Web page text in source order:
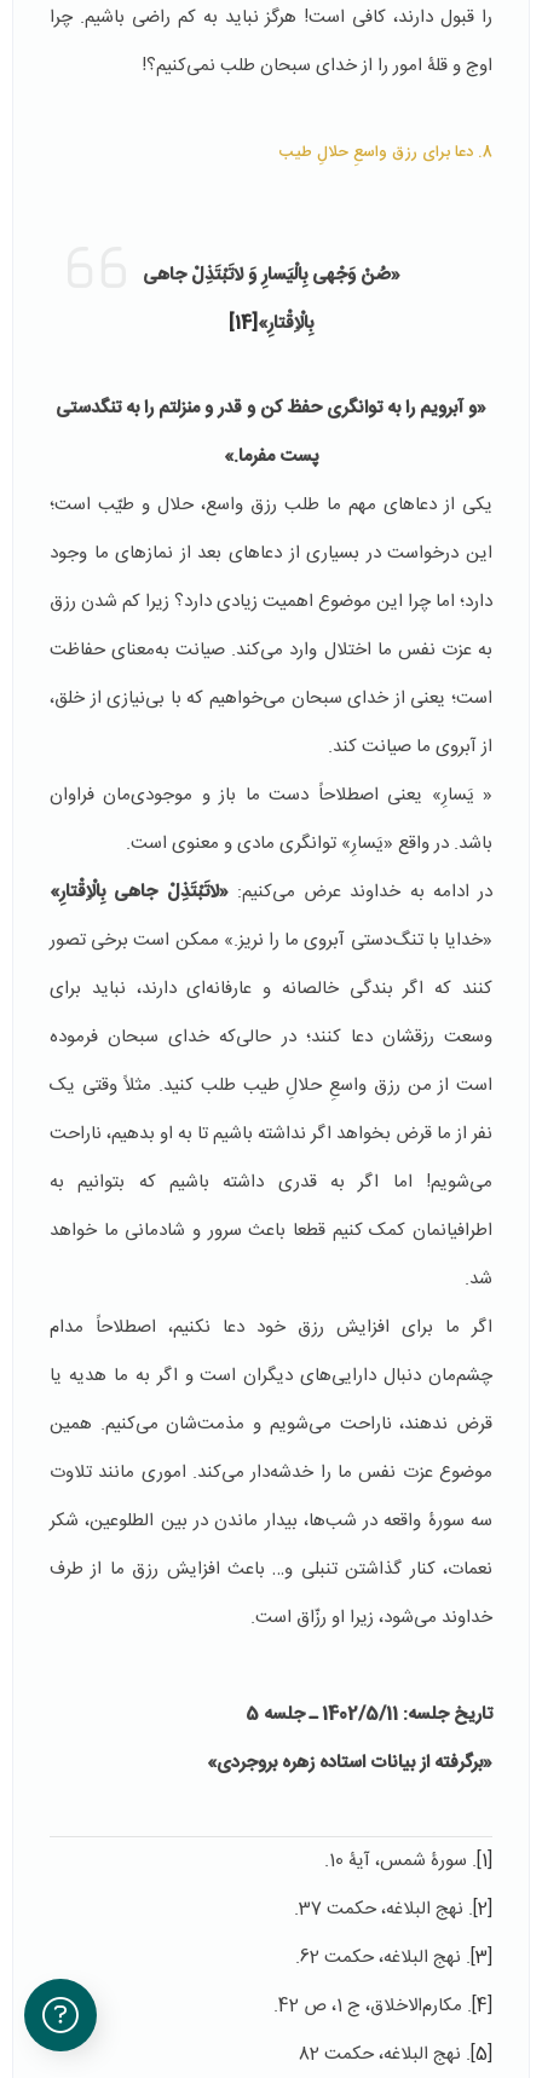
را قبول دارند، کافی است! هرگز نباید به کم راضی باشیم. چرا
اوج و قلۀ امور را از خدای سبحان طلب نمی‌کنیم؟!
8. دعا برای رزق واسعِ حلالِ طیب
«صُنْ وَجْهى بِالْيَسارِ وَ لاتَبْتَذِلْ جاهى
بِالْاِقْتارِ»[14]
«و آبرویم را به توانگری حفظ کن و قدر و منزلتم را به تنگدستی
پست مفرما.»
یکی از دعاهای مهم ما طلب رزق واسع، حلال و طیّب است؛
این درخواست در بسیاری از دعاهای بعد از نمازهای ما وجود
دارد؛ اما چرا این موضوع اهمیت زیادی دارد؟ زیرا کم شدن رزق
به عزت نفس ما اختلال وارد می‌کند. صیانت به‌معنای حفاظت
است؛ یعنی از خدای سبحان می‌خواهیم که با بی‌نیازی از خلق،
از آبروی ما صیانت کند.
« يَسارِ» یعنی اصطلاحاً دست ما باز و موجودی‌مان فراوان
باشد. در واقع «يَسارِ» توانگری مادی و معنوی است.
در ادامه به خداوند عرض می‌کنیم:«لاتَبْتَذِلْ جاهى بِالْاِقْتارِ»
«خدایا با تنگ‌دستی آبروی ما را نریز.» ممکن است برخی تصور
کنند که اگر بندگی خالصانه و عارفانه‌ای دارند، نباید برای
وسعت رزقشان دعا کنند؛ در حالی‌که خدای سبحان فرموده
است از من رزق واسعِ حلالِ طیب طلب کنید. مثلاً وقتی یک
نفر از ما قرض بخواهد اگر نداشته باشیم تا به او بدهیم، ناراحت
می‌شویم! اما اگر به قدری داشته باشیم که بتوانیم به
اطرافیانمان کمک کنیم قطعا باعث سرور و شادمانی ما خواهد
شد.
اگر ما برای افزایش رزق خود دعا نکنیم، اصطلاحاً مدام
چشم‌مان دنبال دارایی‌های دیگران است و اگر به ما هدیه یا
قرض ندهند، ناراحت می‌شویم و مذمت‌شان می‌کنیم. همین
موضوع عزت نفس ما را خدشه‌دار می‌کند. اموری مانند تلاوت
سه سورۀ واقعه در شب‌ها، بیدار ماندن در بین الطلوعین، شکر
نعمات، کنار گذاشتن تنبلی و… باعث افزایش رزق ما از طرف
خداوند می‌شود، زیرا او رزّاق است.
تاریخ جلسه: 1402/5/11 ـ جلسه 5
«برگرفته از بیانات استاده زهره بروجردی»
[1] . سورۀ شمس، آیۀ 10.
[2] . نهج البلاغه، حکمت 37.
[3] . نهج البلاغه، حکمت 62.
[4] . مکارم‌الاخلاق، ج 1، ص 42.
[5] . نهج البلاغه، حکمت 82